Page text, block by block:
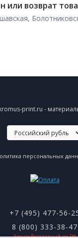
или возврат
print.ru -
персональных
+7 (495) 477-56-
8 (800) 333-38-47
Звонок бесплатный по РФ